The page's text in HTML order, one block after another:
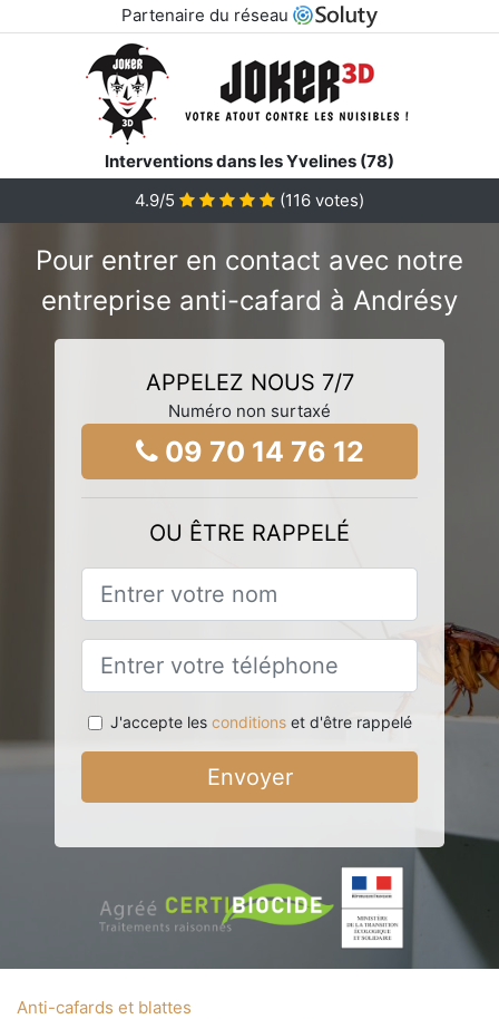
Partenaire du réseau
Interventions dans les Yvelines (78)
4.9/5
(116 votes)
Pour entrer en contact avec notre
entreprise anti-cafard à Andrésy
APPELEZ NOUS 7/7
Numéro non surtaxé
09 70 14 76 12
OU ÊTRE RAPPELÉ
J'accepte les conditionset d'être rappelé
Envoyer
Anti-cafards et blattes